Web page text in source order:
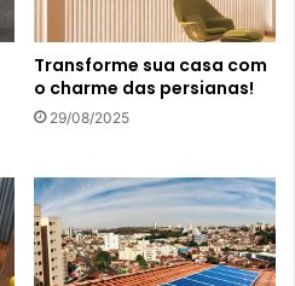
Transforme sua casa com
o charme das persianas!
29/08/2025